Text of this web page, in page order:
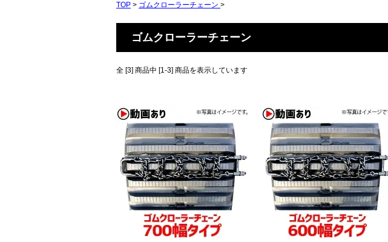
TOP > ゴムクローラーチェーン >
ゴムクローラーチェーン
全 [3] 商品中 [1-3] 商品を表示しています